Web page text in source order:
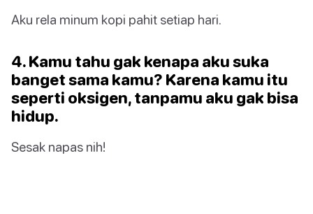
Aku rela minum kopi pahit setiap hari.
4. Kamu tahu gak kenapa aku suka
banget sama kamu? Karena kamu itu
seperti oksigen, tanpamu aku gak bisa
hidup.
Sesak napas nih!